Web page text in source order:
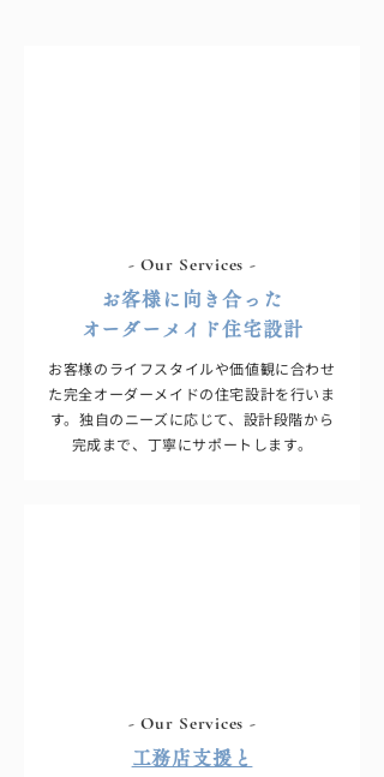
- Our Services -
お客様に向き合った
オーダーメイド住宅設計
お客様のライフスタイルや価値観に合わせ
た完全オーダーメイドの住宅設計を行いま
す。独自のニーズに応じて、設計段階から
完成まで、丁寧にサポートします。
- Our Services -
工務店支援と